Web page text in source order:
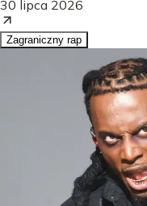
30 lipca 2026
Zagraniczny rap